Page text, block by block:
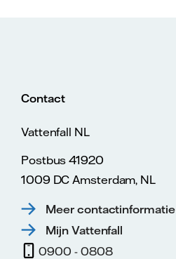
Contact
Vattenfall NL
Postbus 41920
1009 DC Amsterdam, NL
Meer contactinformatie
Mijn Vattenfall
0900 - 0808